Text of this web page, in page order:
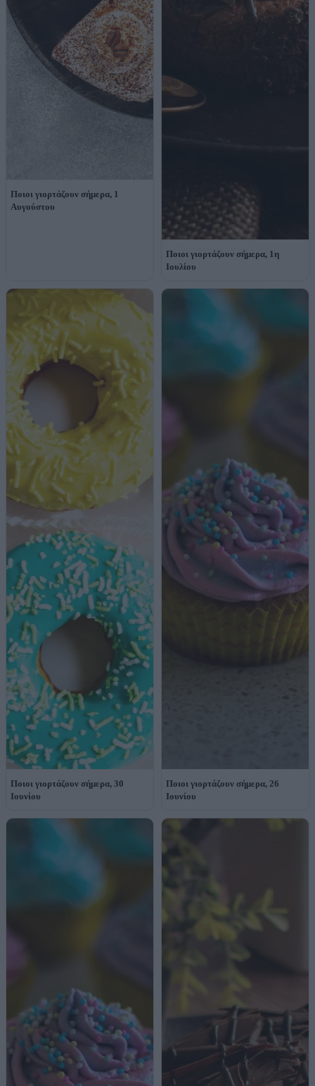
Ποιοι γιορτάζουν σήμερα, 1
Αυγούστου
Ποιοι γιορτάζουν σήμερα, 1η
Ιουλίου
Ποιοι γιορτάζουν σήμερα, 30
Ιουνίου
Ποιοι γιορτάζουν σήμερα, 26
Ιουνίου